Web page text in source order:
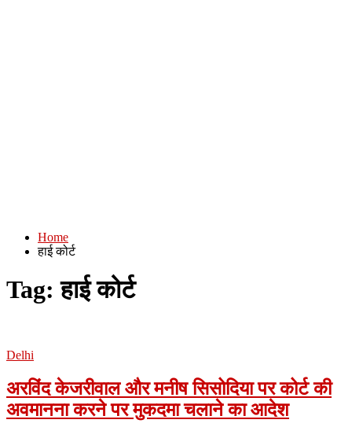
Home
हाई कोर्ट
Tag:हाई कोर्ट
Delhi
अरविंद केजरीवाल और मनीष सिसोदिया पर कोर्ट की
अवमानना करने पर मुकदमा चलाने का आदेश